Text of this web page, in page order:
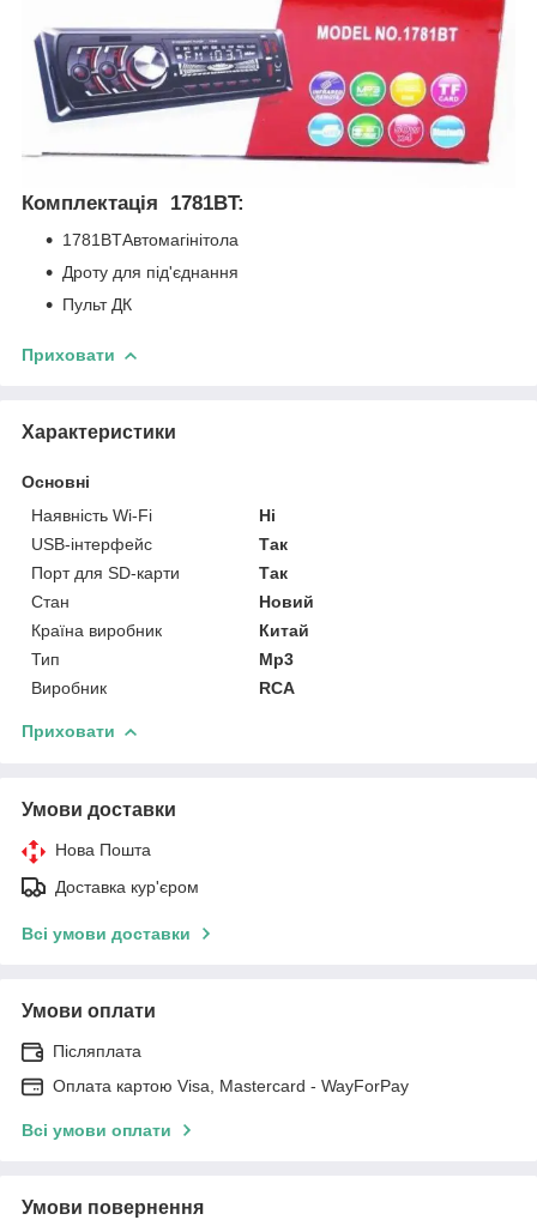
Комплектація 1781BT:
1781BTАвтомагінітола
Дроту для під'єднання
Пульт ДК
Приховати
Характеристики
Основні
Наявність Wi-Fi
Ні
USB-інтерфейс
Так
Порт для SD-карти
Так
Стан
Новий
Країна виробник
Китай
Тип
Mp3
Виробник
RCA
Приховати
Умови доставки
Нова Пошта
Доставка кур'єром
Всі умови доставки
Умови оплати
Післяплата
Оплата картою Visa, Mastercard - WayForPay
Всі умови оплати
Умови повернення